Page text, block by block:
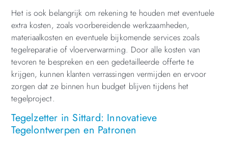
Het is ook belangrijk om rekening te houden met eventuele
extra kosten, zoals voorbereidende werkzaamheden,
materiaalkosten en eventuele bijkomende services zoals
tegelreparatie of vloerverwarming. Door alle kosten van
tevoren te bespreken en een gedetailleerde offerte te
krijgen, kunnen klanten verrassingen vermijden en ervoor
zorgen dat ze binnen hun budget blijven tijdens het
tegelproject.
Tegelzetter in Sittard: Innovatieve
Tegelontwerpen en Patronen